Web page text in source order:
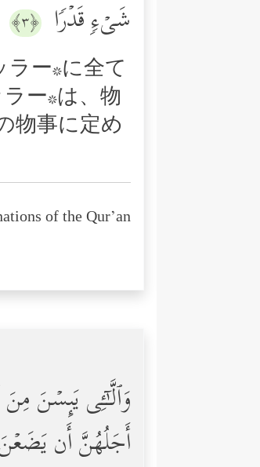
شَیۡءࣲ قَدۡرࣰا ﴿٣﴾
ー*に全て
ー*は、物
物事に定め
of the Qur’an:
وَٱلَّـٰۤـِٔی یَىِٕسۡنَ
أَجَلُهُنَّ أَن